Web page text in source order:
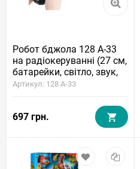
Робот бджола 128 A-33
на радіокеруванні (27 см,
батарейки, світло, звук,
парогенератор)
Артикул: 128 A-33
697 грн.